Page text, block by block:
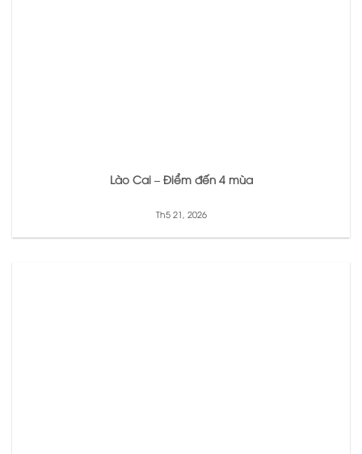
Lào Cai – Điểm đến 4 mùa
Th5 21, 2026